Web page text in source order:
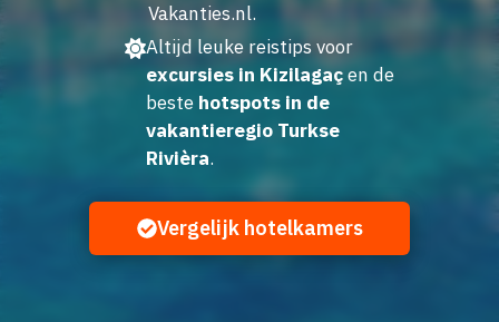
Vakanties.nl.
Altijd leuke reistips voor
excursies in Kizilagaçen de
beste hotspots in de
vakantieregio Turkse
Rivièra.
Vergelijk hotelkamers